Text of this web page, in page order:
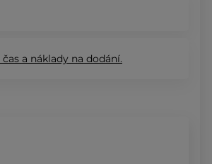
čas a náklady na dodání.